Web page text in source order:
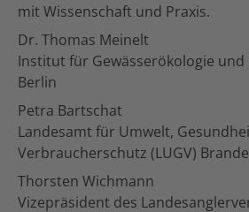
mit Wissenschaft und Praxis.
Dr. Thomas Meinelt
Institut für Gewässerökologie und
Berlin
Petra Bartschat
Landesamt für Umwelt,
Verbraucherschutz (LUGV)
Thorsten Wichmann
Vizepräsident des